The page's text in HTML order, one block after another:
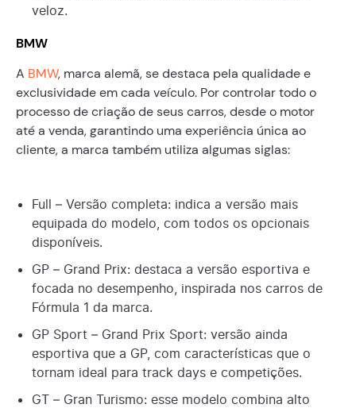
veloz.
BMW
A BMW, marca alemã, se destaca pela qualidade e
exclusividade em cada veículo. Por controlar todo o
processo de criação de seus carros, desde o motor
até a venda, garantindo uma experiência única ao
cliente, a marca também utiliza algumas siglas:
Full – Versão completa: indica a versão mais
equipada do modelo, com todos os opcionais
disponíveis.
GP – Grand Prix: destaca a versão esportiva e
focada no desempenho, inspirada nos carros de
Fórmula 1 da marca.
GP Sport – Grand Prix Sport: versão ainda
esportiva que a GP, com características que o
tornam ideal para track days e competições.
GT – Gran Turismo: esse modelo combina alto